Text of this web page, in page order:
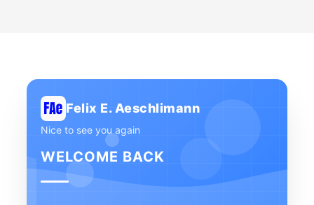
Felix E. Aeschlimann
Nice to see you again
WELCOME BACK